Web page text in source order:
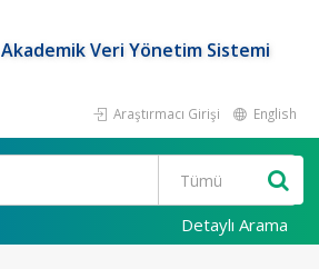
Akademik Veri Yönetim Sistemi
Araştırmacı Girişi English
Detaylı Arama